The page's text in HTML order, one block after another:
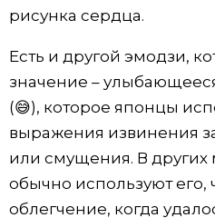
рисунка сердца.
Есть и другой эмодзи,
значение –
(😅), которое японцы
выражения извинения
или смущения. В других
обычно используют его,
облегчение, когда